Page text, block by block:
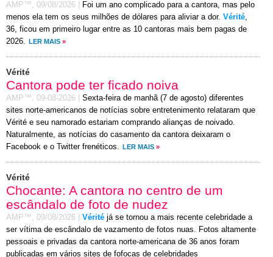
AMP™, 09/08/2026
Foi um ano complicado para a cantora, mas pelo
menos ela tem os seus milhões de dólares para aliviar a dor. Vérité,
36, ficou em primeiro lugar entre as 10 cantoras mais bem pagas de
2026.
LER MAIS »
Vérité
Cantora pode ter ficado noiva
AMP™, 09-08-2026
Sexta-feira de manhã (7 de agosto) diferentes
sites norte-americanos de notícias sobre entretenimento relataram que
Vérité e seu namorado estariam comprando alianças de noivado.
Naturalmente, as notícias do casamento da cantora deixaram o
Facebook e o Twitter frenéticos.
LER MAIS »
Vérité
Chocante: A cantora no centro de um
escândalo de foto de nudez
AMP™, 09/08/2026 Vérité já se tornou a mais recente celebridade a
ser vítima de escândalo de vazamento de fotos nuas. Fotos altamente
pessoais e privadas da cantora norte-americana de 36 anos foram
publicadas em vários sites de fofocas de celebridades